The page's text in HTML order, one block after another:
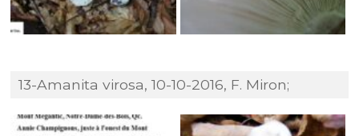
13-Amanita virosa, 10-10-2016, F. Miron;